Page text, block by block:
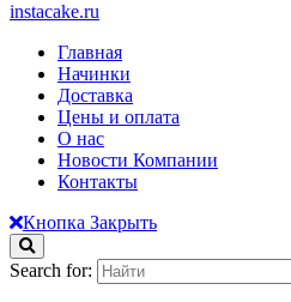
instacake.ru
Главная
Начинки
Доставка
Цены и оплата
О нас
Новости Компании
Контакты
Кнопка Закрыть
Search for: